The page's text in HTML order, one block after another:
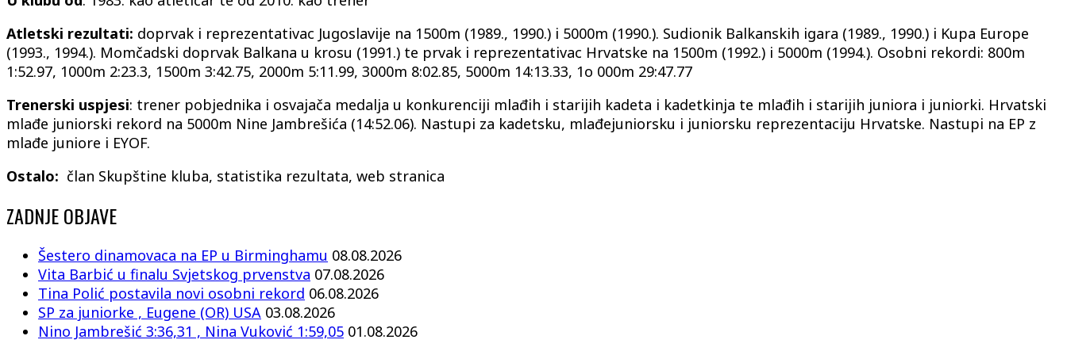
Atletski rezultati: doprvak i reprezentativac Jugoslavije na 1500m (1989., 1990.) i 5000m (1990.). Sudionik Balkanskih igara (1989., 1990.) i Kupa Europe
(1993., 1994.). Momčadski doprvak Balkana u krosu (1991.) te prvak i reprezentativac Hrvatske na 1500m (1992.) i 5000m (1994.). Osobni rekordi: 800m
1:52.97, 1000m 2:23.3, 1500m 3:42.75, 2000m 5:11.99, 3000m 8:02.85, 5000m 14:13.33, 1o 000m 29:47.77
Trenerski uspjesi: trener pobjednika i osvajača medalja u konkurenciji mlađih i starijih kadeta i kadetkinja te mlađih i starijih juniora i juniorki. Hrvatski
mlađe juniorski rekord na 5000m Nine Jambrešića (14:52.06). Nastupi za kadetsku, mlađejuniorsku i juniorsku reprezentaciju Hrvatske. Nastupi na EP z
mlađe juniore i EYOF.
Ostalo: član Skupštine kluba, statistika rezultata, web stranica
ZADNJE OBJAVE
Šestero dinamovaca na EP u Birminghamu 08.08.2026
Vita Barbić u finalu Svjetskog prvenstva 07.08.2026
Tina Polić postavila novi osobni rekord 06.08.2026
SP za juniorke , Eugene (OR) USA 03.08.2026
Nino Jambrešić 3:36,31 , Nina Vuković 1:59,05 01.08.2026